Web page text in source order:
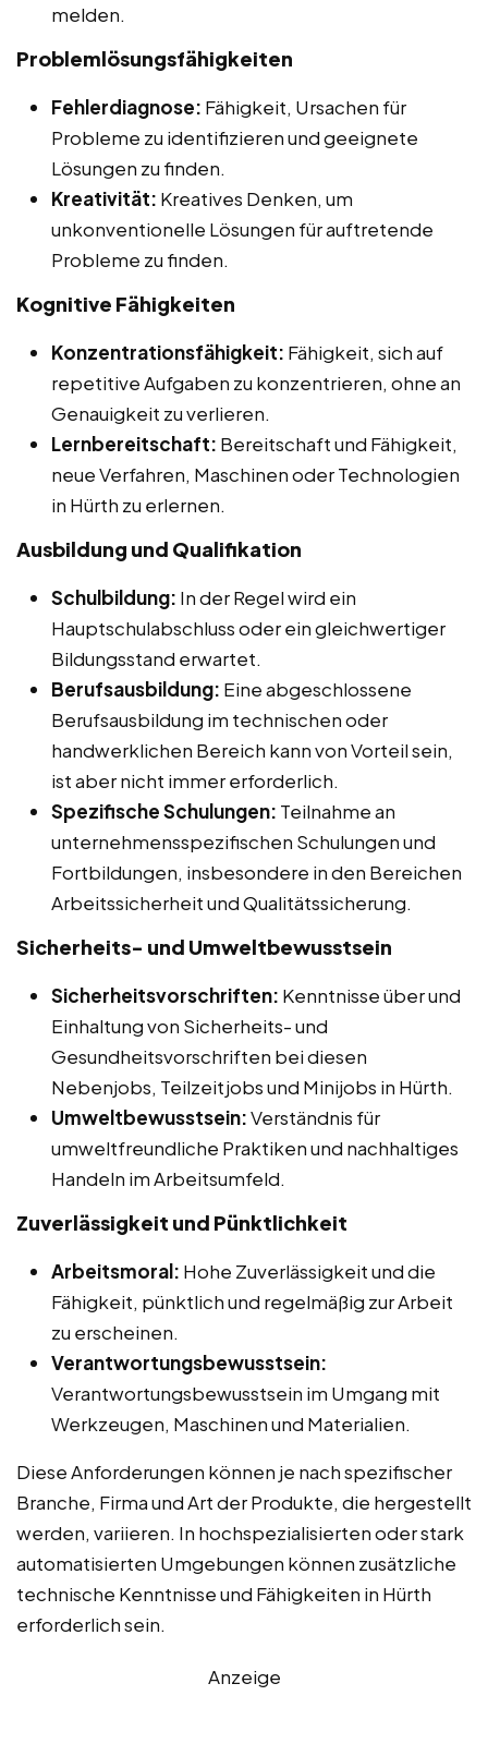
melden.
Problemlösungsfähigkeiten
Fehlerdiagnose: Fähigkeit, Ursachen für
Probleme zu identifizieren und geeignete
Lösungen zu finden.
Kreativität: Kreatives Denken, um
unkonventionelle Lösungen für auftretende
Probleme zu finden.
Kognitive Fähigkeiten
Konzentrationsfähigkeit: Fähigkeit, sich auf
repetitive Aufgaben zu konzentrieren, ohne an
Genauigkeit zu verlieren.
Lernbereitschaft: Bereitschaft und Fähigkeit,
neue Verfahren, Maschinen oder Technologien
in Hürth zu erlernen.
Ausbildung und Qualifikation
Schulbildung: In der Regel wird ein
Hauptschulabschluss oder ein gleichwertiger
Bildungsstand erwartet.
Berufsausbildung: Eine abgeschlossene
Berufsausbildung im technischen oder
handwerklichen Bereich kann von Vorteil sein,
ist aber nicht immer erforderlich.
Spezifische Schulungen: Teilnahme an
unternehmensspezifischen Schulungen und
Fortbildungen, insbesondere in den Bereichen
Arbeitssicherheit und Qualitätssicherung.
Sicherheits- und Umweltbewusstsein
Sicherheitsvorschriften: Kenntnisse über und
Einhaltung von Sicherheits- und
Gesundheitsvorschriften bei diesen
Nebenjobs, Teilzeitjobs und Minijobs in Hürth.
Umweltbewusstsein:Verständnis für
umweltfreundliche Praktiken und nachhaltiges
Handeln im Arbeitsumfeld.
Zuverlässigkeit und Pünktlichkeit
Arbeitsmoral: Hohe Zuverlässigkeit und die
Fähigkeit, pünktlich und regelmäßig zur Arbeit
zu erscheinen.
Verantwortungsbewusstsein:
Verantwortungsbewusstsein im Umgang mit
Werkzeugen, Maschinen und Materialien.
Diese Anforderungen können je nach spezifischer
Branche, Firma und Art der Produkte, die hergestellt
werden, variieren. In hochspezialisierten oder stark
automatisierten Umgebungen können zusätzliche
technische Kenntnisse und Fähigkeiten in Hürth
erforderlich sein.
Anzeige